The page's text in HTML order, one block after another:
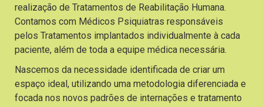
realização de Tratamentos de Reabilitação Humana.
Contamos com Médicos Psiquiatras responsáveis
pelos Tratamentos implantados individualmente à cada
paciente, além de toda a equipe médica necessária.
Nascemos da necessidade identificada de criar um
espaço ideal, utilizando uma metodologia diferenciada e
focada nos novos padrões de internações e tratamento